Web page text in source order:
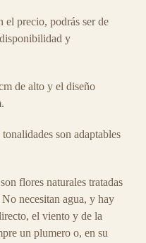
el precio, podrás ser de
y
de alto y el diseño
son adaptables
flores naturales tratadas
necesitan agua, y hay
el viento y de la
un plumero o, en su